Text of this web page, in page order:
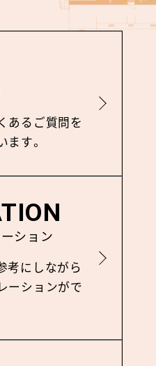
あるご質問を
す。
見る
ション
考にしながら
ーションがで
く見る